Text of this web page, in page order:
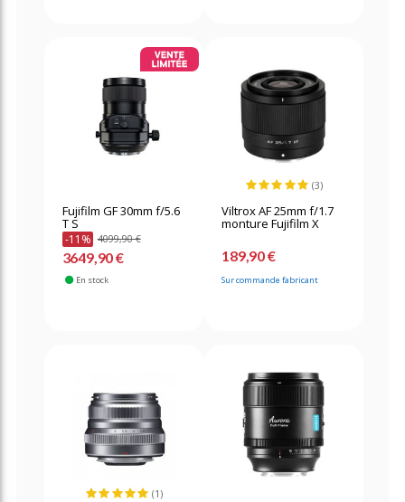
Fujifilm GF 30mm f/5.6
T S
-11% 4099,90 €
3649,90 €
En stock
(3)
Viltrox AF 25mm f/1.7
monture Fujifilm X
189,90 €
Sur commande fabricant
(1)